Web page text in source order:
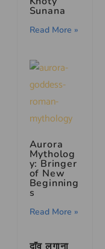
Sunana
Read More »
Aurora
Mytholog
y: Bringer
of New
Beginning
s
Read More »